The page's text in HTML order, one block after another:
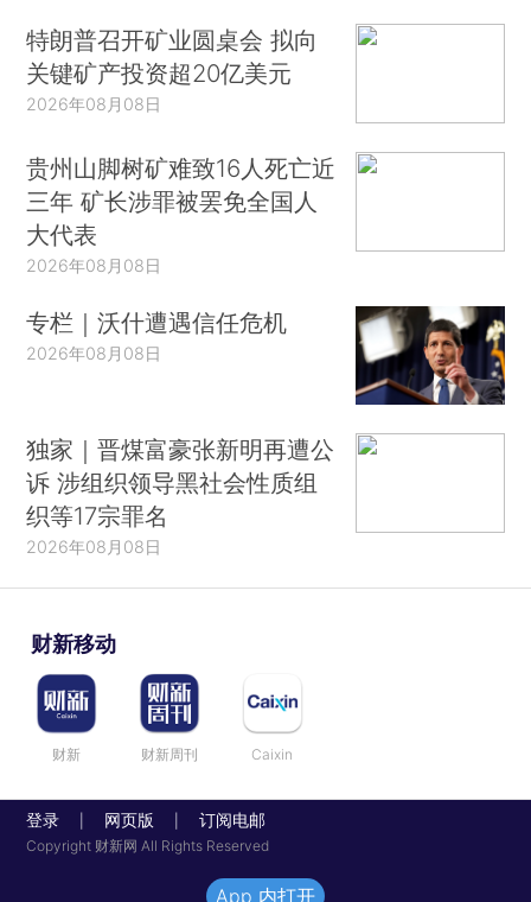
特朗普召开矿业圆桌会 拟向
关键矿产投资超20亿美元
2026年08月08日
贵州山脚树矿难致16人死亡近
三年 矿长涉罪被罢免全国人
大代表
2026年08月08日
专栏｜沃什遭遇信任危机
2026年08月08日
独家｜晋煤富豪张新明再遭公
诉 涉组织领导黑社会性质组
织等17宗罪名
2026年08月08日
财新移动
财新 财新周刊 Caixin
登录 网页版 订阅电邮
Copyright 财新网 All Rights Reserved
App 内打开